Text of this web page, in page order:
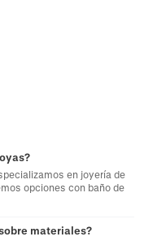
en joyería de
opciones con baño de
materiales?